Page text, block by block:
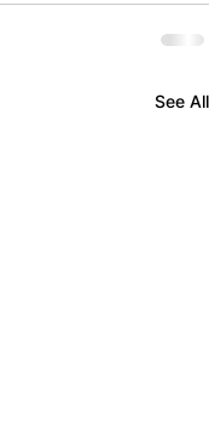
See All